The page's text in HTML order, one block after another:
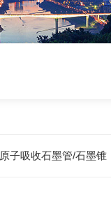
原子吸收石墨管/石墨锥